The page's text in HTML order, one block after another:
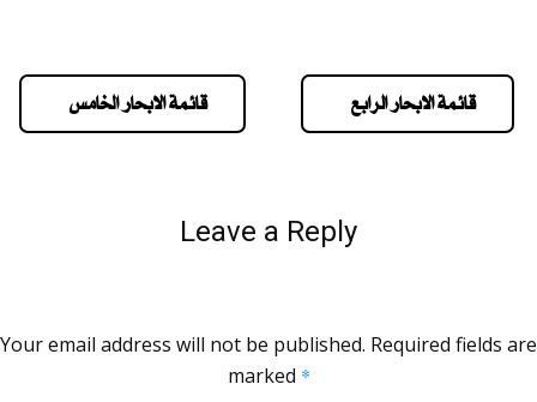
قائمة الابحار الخامس قائمة الابحار الرابع
Leave a Reply
Your email address will not be published. Required fields are
marked *